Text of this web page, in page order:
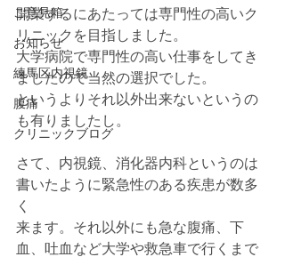
ご意見箱
お知らせ
練馬区内視鏡
腹痛
クリニックブログ
開業するにあたっては専門性の高いク
リニックを目指しました。
大学病院で専門性の高い仕事をしてき
ましたので当然の選択でした。
というよりそれ以外出来ないというの
も有りましたし。
さて、内視鏡、消化器内科というのは
書いたように緊急性のある疾患が数多
く
来ます。それ以外にも急な腹痛、下
血、吐血など大学や救急車で行くまで